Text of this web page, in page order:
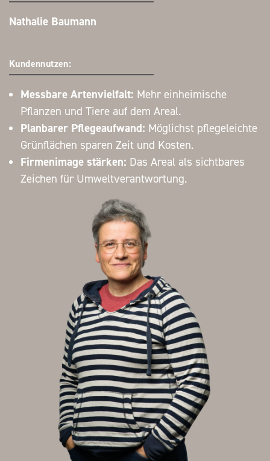
Nathalie Baumann
Kundennutzen:
Messbare Artenvielfalt: Mehr einheimische
Pflanzen und Tiere auf dem Areal.
Planbarer Pflegeaufwand: Möglichst pflegeleichte
Grünflächen sparen Zeit und Kosten.
Firmenimage stärken: Das Areal als sichtbares
Zeichen für Umweltverantwortung.